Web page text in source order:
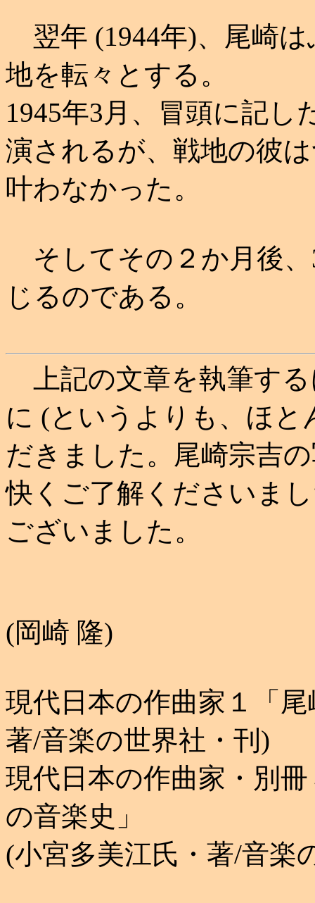
翌年 (1944年)、尾崎
地を転々とする。
1945年3月、冒頭に記し
演されるが、戦地の彼
叶わなかった。
そしてその２か月後
じるのである。
上記の文章を執筆す
に (というよりも、ほ
だきました。尾崎宗吉
快くご了解くださいま
ございました。
(岡崎 隆)
現代日本の作曲家１「
著/音楽の世界社・刊)
現代日本の作曲家・別
の音楽史」
(小宮多美江氏・著/音楽